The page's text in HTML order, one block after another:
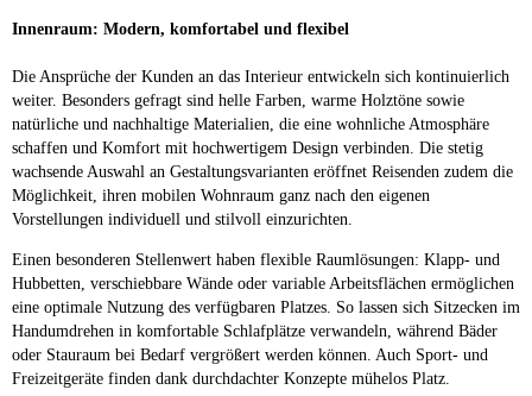
Innenraum: Modern, komfortabel und flexibel
Die Ansprüche der Kunden an das Interieur entwickeln sich kontinuierlich
weiter. Besonders gefragt sind helle Farben, warme Holztöne sowie
natürliche und nachhaltige Materialien, die eine wohnliche Atmosphäre
schaffen und Komfort mit hochwertigem Design verbinden. Die stetig
wachsende Auswahl an Gestaltungsvarianten eröffnet Reisenden zudem die
Möglichkeit, ihren mobilen Wohnraum ganz nach den eigenen
Vorstellungen individuell und stilvoll einzurichten.
Einen besonderen Stellenwert haben flexible Raumlösungen: Klapp- und
Hubbetten, verschiebbare Wände oder variable Arbeitsflächen ermöglichen
eine optimale Nutzung des verfügbaren Platzes. So lassen sich Sitzecken im
Handumdrehen in komfortable Schlafplätze verwandeln, während Bäder
oder Stauraum bei Bedarf vergrößert werden können. Auch Sport- und
Freizeitgeräte finden dank durchdachter Konzepte mühelos Platz.